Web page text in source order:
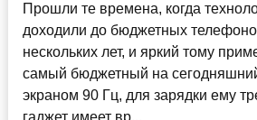
Прошли те времена, когда
доходили до бюджетных
нескольких лет, и яркий тому
самый бюджетный на
экраном 90 Гц, для зарядки ему